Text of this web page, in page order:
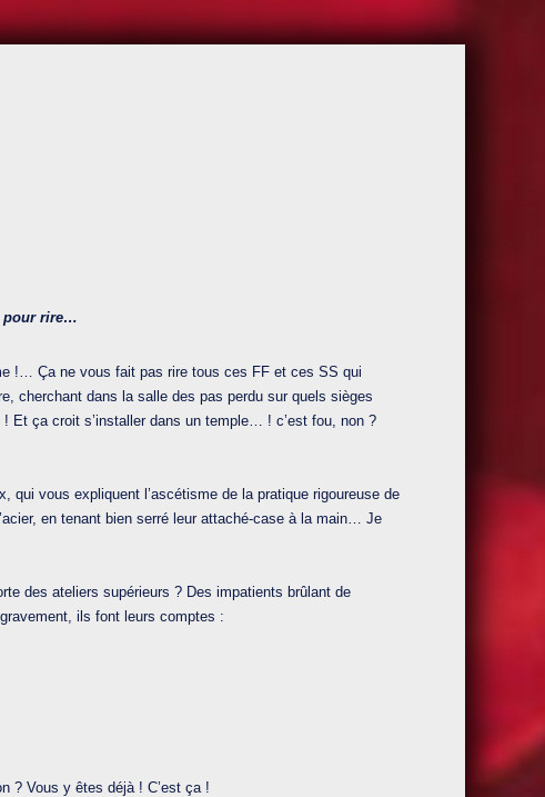
pour rire…
!… Ça ne vous fait pas rire tous ces FF et ces SS qui
cherchant dans la salle des pas perdu sur quels sièges
Et ça croit s’installer dans un temple… ! c’est fou, non ?
qui vous expliquent l’ascétisme de la pratique rigoureuse de
en tenant bien serré leur attaché-case à la main… Je
des ateliers supérieurs ? Des impatients brûlant de
ils font leurs comptes :
? Vous y êtes déjà ! C’est ça !